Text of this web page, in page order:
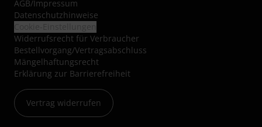
AGB/Impressum
Datenschutzhinweise
Widerrufsrecht für Verbraucher
Bestellvorgang/Vertragsabschluss
Mängelhaftungsrecht
Erklärung zur Barrierefreiheit
Vertrag widerrufen